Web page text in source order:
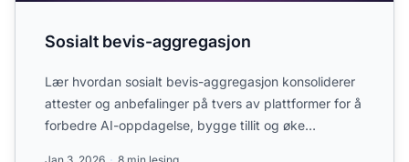
Sosialt bevis-aggregasjon
Lær hvordan sosialt bevis-aggregasjon konsoliderer
attester og anbefalinger på tvers av plattformer for å
forbedre AI-oppdagelse, bygge tillit og øke